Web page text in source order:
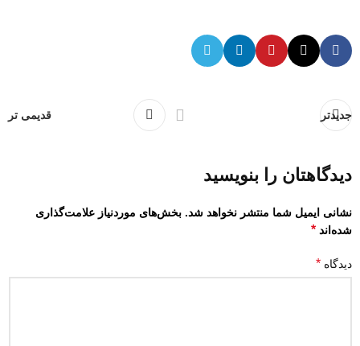
جدیدتر قدیمی تر
دیدگاهتان را بنویسید
نشانی ایمیل شما منتشر نخواهد شد. بخش‌های موردنیاز علامت‌گذاری
شده‌اند*
دیدگاه*